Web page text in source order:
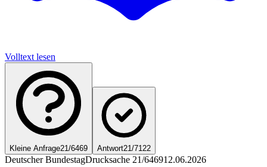
Volltext lesen
Kleine Anfrage21/6469 Antwort21/7122
Deutscher BundestagDrucksache 21/646912.06.2026